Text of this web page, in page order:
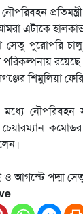
এটাকে
সেতু পুরোপরি চালু
পরিকল্পনায়
শিমুলিয়া
নৌপরিবহন
আগস্টে পদ্মা সেতুর